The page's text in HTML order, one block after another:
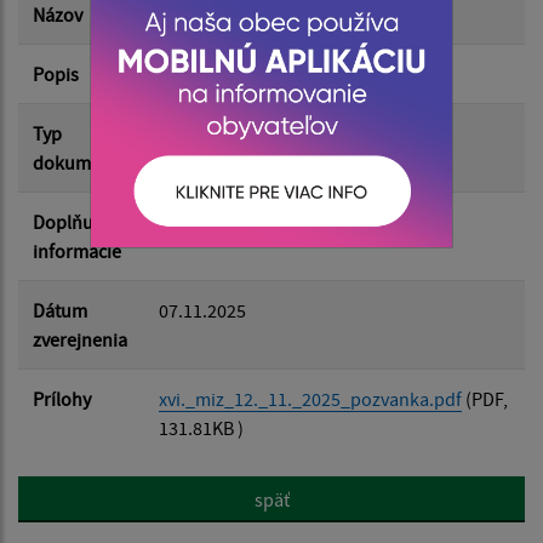
Názov Pozvánka XVI. MiZ 12.11.2025
Popis
Typ
dokumentu
Zasadnutia MZ
Doplňujúce
informácie
Dátum
zverejnenia
07.11.2025
Prílohy xvi._miz_12._11._2025_pozvanka.pdf (PDF,
131.81KB )
späť